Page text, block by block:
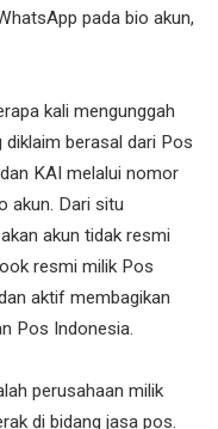
pada bio akun,
kali mengunggah
berasal dari Pos
KAI melalui nomor
akun. Dari situ
akun tidak resmi
resmi milik Pos
aktif membagikan
Pos Indonesia.
perusahaan milik
di bidang jasa pos.